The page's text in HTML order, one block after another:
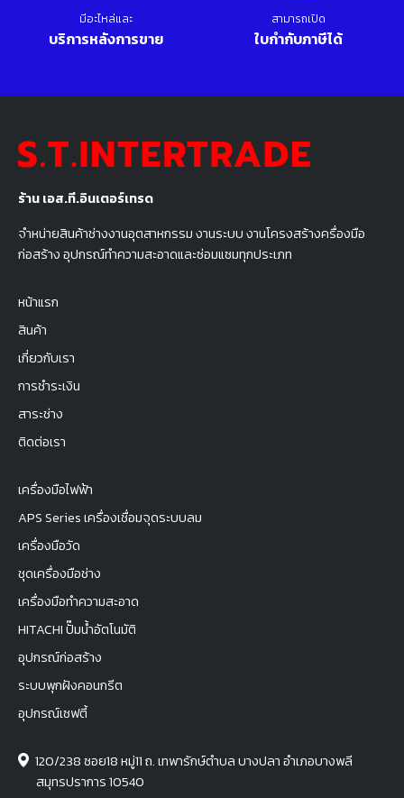
ร้าน เอส.ที.อินเตอร์เทรด
จำหน่ายสินค้าช่างงานอุตสาหกรรม งานระบบ งานโครงสร้างครื่องมือ
ก่อสร้าง อุปกรณ์ทำความสะอาดและซ่อมแซมทุกประเภท
หน้าแรก
สินค้า
เกี่ยวกับเรา
การชำระเงิน
สาระช่าง
ติดต่อเรา
เครื่องมือไฟฟ้า
APS Series เครื่องเชื่อมจุดระบบลม
เครื่องมือวัด
ชุดเครื่องมือช่าง
เครื่องมือทำความสะอาด
HITACHI ปั๊มน้ำอัตโนมัติ
อุปกรณ์ก่อสร้าง
ระบบพุกฝังคอนกรีต
อุปกรณ์เซฟตี้
120/238 ซอย18 หมู่11 ถ. เทพารักษ์ตำบล บางปลา อำเภอบางพลี
สมุทรปราการ 10540
มีอะไหล่และ
บริการหลังการขาย
สามารถเปิด
ใบกำกับภาษีได้